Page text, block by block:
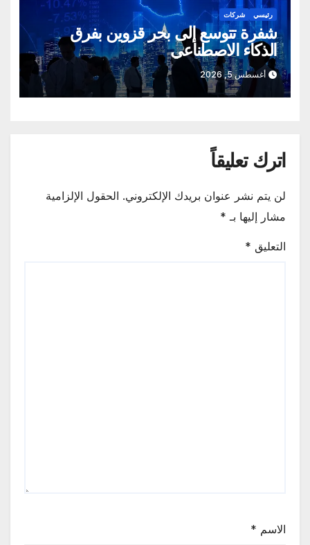
رئيسي شركات
شفرة تتوسع إلى بحر قزوين بفرق
الذكاء الاصطناعي
أغسطس 5, 2026
اترك تعليقاً
لن يتم نشر عنوان بريدك الإلكتروني. الحقول الإلزامية
مشار إليها بـ *
التعليق *
الاسم *